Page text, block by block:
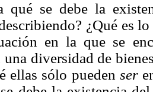
qué se debe la
¿Qué es
en la que se
diversidad de
ellas sólo pueden ser